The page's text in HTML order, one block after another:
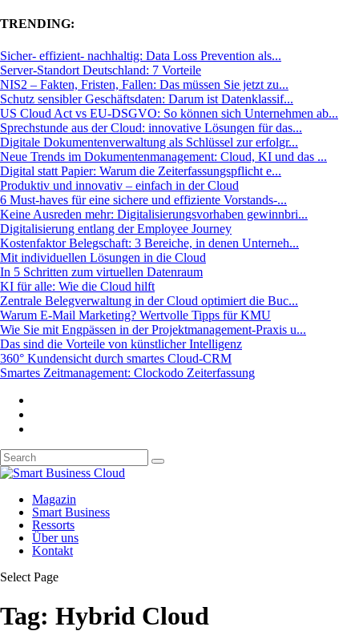
TRENDING:
Sicher- effizient- nachhaltig: Data Loss Prevention als...
Server-Standort Deutschland: 7 Vorteile
NIS2 – Fakten, Fristen, Fallen: Das müssen Sie jetzt zu...
Schutz sensibler Geschäftsdaten: Darum ist Datenklassif...
US Cloud Act vs EU-DSGVO: So können sich Unternehmen ab...
Sprechstunde aus der Cloud: innovative Lösungen für das...
Digitale Dokumentenverwaltung als Schlüssel zur erfolgr...
Neue Trends im Dokumentenmanagement: Cloud, KI und das ...
Digital statt Papier: Warum die Zeiterfassungspflicht e...
Produktiv und innovativ – einfach in der Cloud
6 Must-haves für eine sichere und effiziente Vorstands-...
Keine Ausreden mehr: Digitalisierungsvorhaben gewinnbri...
Digitalisierung entlang der Employee Journey
Kostenfaktor Belegschaft: 3 Bereiche, in denen Unterneh...
Mit individuellen Lösungen in die Cloud
In 5 Schritten zum virtuellen Datenraum
KI für alle: Wie die Cloud hilft
Zentrale Belegverwaltung in der Cloud optimiert die Buc...
Warum E-Mail Marketing? Wertvolle Tipps für KMU
Wie Sie mit Engpässen in der Projektmanagement-Praxis u...
Das sind die Vorteile von künstlicher Intelligenz
360° Kundensicht durch smartes Cloud-CRM
Smartes Zeitmanagement: Clockodo Zeiterfassung
Magazin
Smart Business
Ressorts
Über uns
Kontakt
Select Page
Tag: Hybrid Cloud